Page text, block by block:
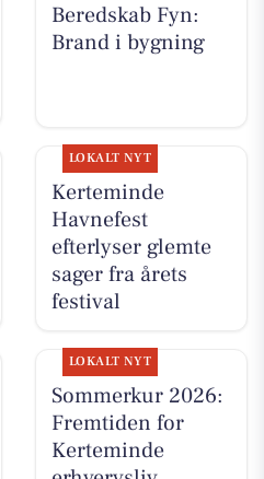
Beredskab Fyn:
Brand i bygning
LOKALT NYT
Kerteminde
Havnefest
efterlyser glemte
sager fra årets
festival
LOKALT NYT
Sommerkur 2026:
Fremtiden for
Kerteminde